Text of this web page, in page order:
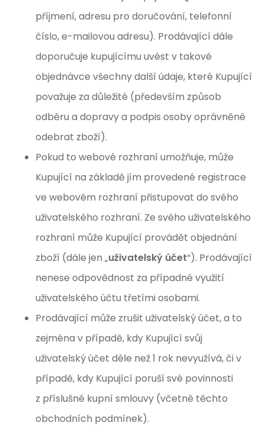
příjmení, adresu pro doručování, telefonní
číslo, e-mailovou adresu). Prodávající dále
doporučuje kupujícímu uvést v takové
objednávce všechny další údaje, které Kupující
považuje za důležité (především způsob
odběru a dopravy a podpis osoby oprávněné
odebrat zboží).
Pokud to webové rozhraní umožňuje, může
Kupující na základě jím provedené registrace
ve webovém rozhraní přistupovat do svého
uživatelského rozhraní. Ze svého uživatelského
rozhraní může Kupující provádět objednání
zboží (dále jen „uživatelský účet“). Prodávající
nenese odpovědnost za případné využití
uživatelského účtu třetími osobami.
Prodávající může zrušit uživatelský účet, a to
zejména v případě, kdy Kupující svůj
uživatelský účet déle než 1 rok nevyužívá, či v
případě, kdy Kupující poruší své povinnosti
z příslušné kupní smlouvy (včetně těchto
obchodních podmínek).